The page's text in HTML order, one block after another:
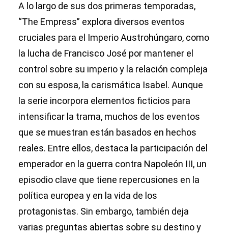
A lo largo de sus dos primeras temporadas,
“The Empress” explora diversos eventos
cruciales para el Imperio Austrohúngaro, como
la lucha de Francisco José por mantener el
control sobre su imperio y la relación compleja
con su esposa, la carismática Isabel. Aunque
la serie incorpora elementos ficticios para
intensificar la trama, muchos de los eventos
que se muestran están basados en hechos
reales. Entre ellos, destaca la participación del
emperador en la guerra contra Napoleón III, un
episodio clave que tiene repercusiones en la
política europea y en la vida de los
protagonistas. Sin embargo, también deja
varias preguntas abiertas sobre su destino y